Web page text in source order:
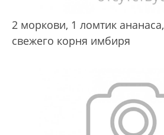
2 моркови, 1 ломтик ананаса,
свежего корня имбиря